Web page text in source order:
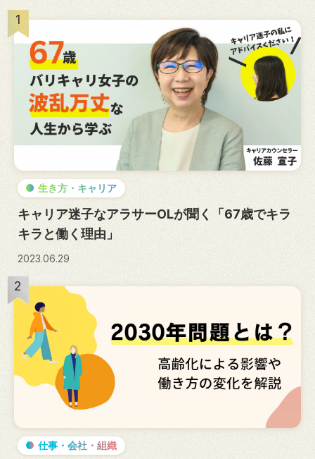
1
生き方・キャリア
キャリア迷子なアラサーOLが聞く「67歳でキラ
キラと働く理由」
2023.06.29
2
仕事・会社・組織